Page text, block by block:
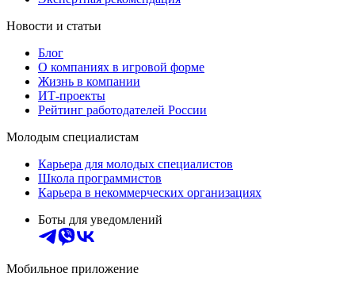
Новости и статьи
Блог
О компаниях в игровой форме
Жизнь в компании
ИТ-проекты
Рейтинг работодателей России
Молодым специалистам
Карьера для молодых специалистов
Школа программистов
Карьера в некоммерческих организациях
Боты для уведомлений
Мобильное приложение